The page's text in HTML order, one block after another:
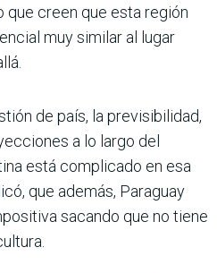
que creen que esta región
muy similar al lugar
de país, la previsibili­dad,
a lo largo del
está complicado en esa
que además, Para­guay
sacando que no tiene